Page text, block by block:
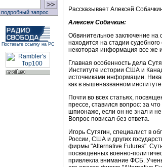
подробный запрос
Поставьте ссылку на РС
Рассказывает Алексей
Алексея Собачкин:
Обвинительное заключение на
находится на стадии
некоторая информация все же
Главная особенность дела
Институте истории США и
источниками информации.
как в вышеназванном
Почти во всех статьях,
прессе, ставился вопрос: за
шпионаже, если он не знал и не
Вопрос повисал без ответа.
Игорь Сутягин, специалист в
России, США и других
фирмы "Alternative Futures".
посвященных военно-
привлекла внимание ФСБ.